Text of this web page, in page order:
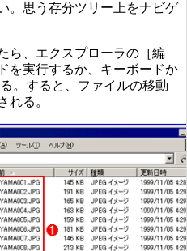
。思う存分ツリー上をナビゲ
ら、エクスプローラの［編
を実行するか、キーボードか
。すると、ファイルの移動
れる。